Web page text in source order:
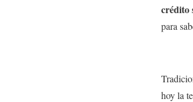
crédito
para
hoy la